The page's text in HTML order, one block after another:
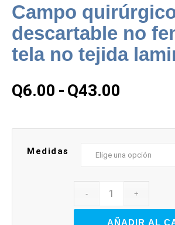
Campo
descartable no
tela no tejida
Q6.00 - Q43.00
desde
hasta
Medidas
AÑADIR AL